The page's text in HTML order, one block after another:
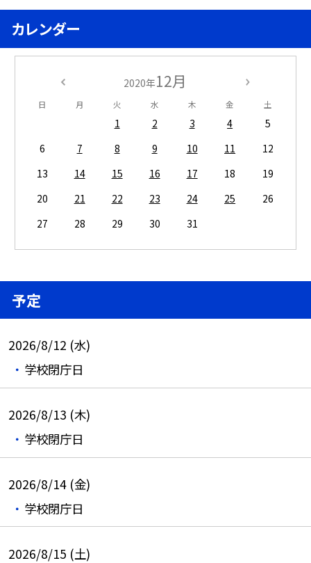
カレンダー
2020年12月
日 月 火 水 木 金 土
1 2 3 4
5
6
7 8 9 10 11
12
13
14 15 16 17 18
19
20
21 22 23 24 25
26
27
28 29 30 31
予定
2026/8/12 (水)
学校閉庁日
2026/8/13 (木)
学校閉庁日
2026/8/14 (金)
学校閉庁日
2026/8/15 (土)